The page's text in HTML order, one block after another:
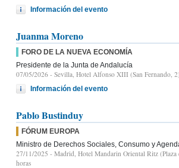
Información del evento
Juanma Moreno
FORO DE LA NUEVA ECONOMÍA
Presidente de la Junta de Andalucía
07/05/2026 - Sevilla, Hotel Alfonso XIII (San Fernando,
Información del evento
Pablo Bustinduy
FÓRUM EUROPA
Ministro de Derechos Sociales, Consumo y
27/11/2025 - Madrid, Hotel Mandarin Oriental Ritz (Plaza
horas